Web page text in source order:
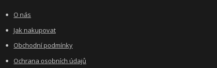
O nás
Jak nakupovat
Obchodní podmínky
Ochrana osobních údajů